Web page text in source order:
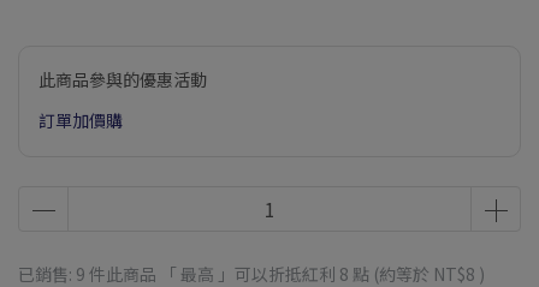
此商品參與的優惠活動
訂單加價購
已銷售: 9 件此商品 「 最高 」可以折抵紅利 8 點 (約等於 NT$8 )